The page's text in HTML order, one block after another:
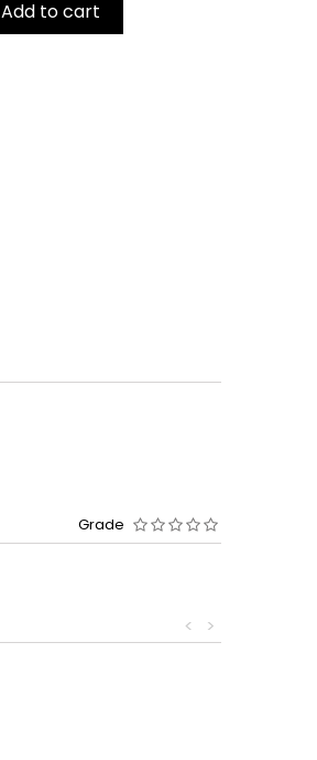
Add to cart
Grade
>
<